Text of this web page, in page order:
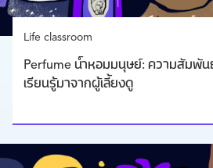
Life classroom
Perfume น้ำหอมมนุษย์: ความสัมพัน
เรียนรู้มาจากผู้เลี้ยงดู